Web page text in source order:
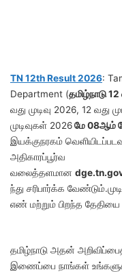
TN 12th Result 2026:
Department (தமிழ்நாடு
வது முடிவு 2026, 12 வது
முடிவுகள் 2026மே 08ஆம்
இயக்குநரகம்
அதிகாரப்பூர்வ
வலைத்தளமான
ந்து சரிபார்க்க
எண் மற்றும் பிறந்த
12 வது பொது
தமிழ்நாடு அதன்
இணைப்பை நாங்கள்